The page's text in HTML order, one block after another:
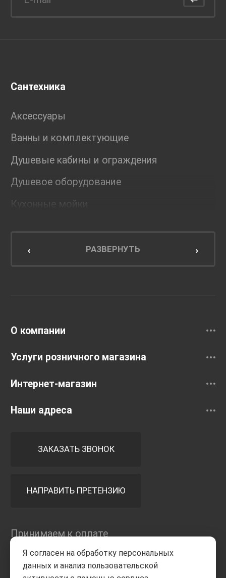
Сантехника
Аксессуары
Ванны и комплектующие
Душевые кабины и ограждения
Душевое оборудование
Кухонные мойки
Мебель для кухниРАЗВЕРНУТЬ
О компании
Услуги розничного магазина
Интернет-магазин
Наши адреса
ЗАКАЗАТЬ ЗВОНОК
НАПРАВИТЬ ПРЕТЕНЗИЮ
Принимаем к оплате
Я согласен на обработку персональных
данных и анализ пользовательской